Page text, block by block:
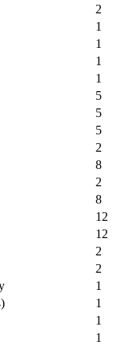
2
1
1
1
1
5
5
5
2
8
2
8
12
12
2
2
1
1
1
1